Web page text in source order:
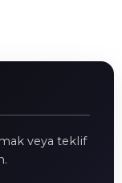
veya teklif